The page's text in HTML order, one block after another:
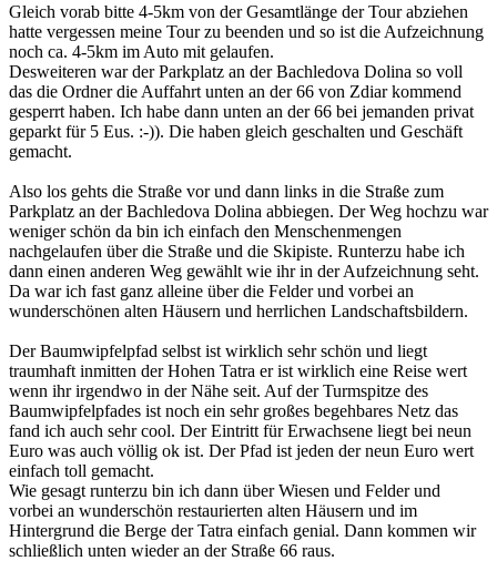
Gleich vorab bitte 4-5km von der Gesamtlänge der Tour abziehen
hatte vergessen meine Tour zu beenden und so ist die Aufzeichnung
noch ca. 4-5km im Auto mit gelaufen.
Desweiteren war der Parkplatz an der Bachledova Dolina so voll
das die Ordner die Auffahrt unten an der 66 von Zdiar kommend
gesperrt haben. Ich habe dann unten an der 66 bei jemanden privat
geparkt für 5 Eus. :-)). Die haben gleich geschalten und Geschäft
gemacht.
Also los gehts die Straße vor und dann links in die Straße zum
Parkplatz an der Bachledova Dolina abbiegen. Der Weg hochzu war
weniger schön da bin ich einfach den Menschenmengen
nachgelaufen über die Straße und die Skipiste. Runterzu habe ich
dann einen anderen Weg gewählt wie ihr in der Aufzeichnung seht.
Da war ich fast ganz alleine über die Felder und vorbei an
wunderschönen alten Häusern und herrlichen Landschaftsbildern.
Der Baumwipfelpfad selbst ist wirklich sehr schön und liegt
traumhaft inmitten der Hohen Tatra er ist wirklich eine Reise wert
wenn ihr irgendwo in der Nähe seit. Auf der Turmspitze des
Baumwipfelpfades ist noch ein sehr großes begehbares Netz das
fand ich auch sehr cool. Der Eintritt für Erwachsene liegt bei neun
Euro was auch völlig ok ist. Der Pfad ist jeden der neun Euro wert
einfach toll gemacht.
Wie gesagt runterzu bin ich dann über Wiesen und Felder und
vorbei an wunderschön restaurierten alten Häusern und im
Hintergrund die Berge der Tatra einfach genial. Dann kommen wir
schließlich unten wieder an der Straße 66 raus.